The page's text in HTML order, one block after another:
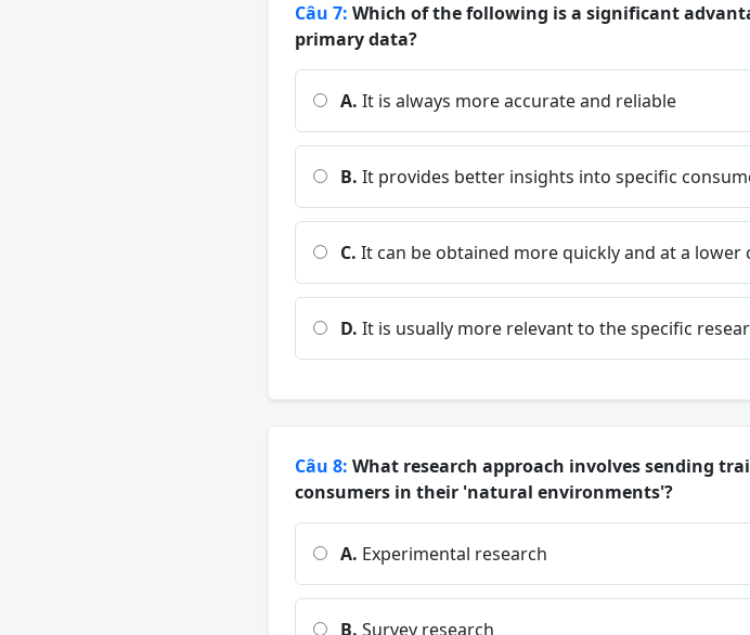
Câu 7: Which of the following is a significant
primary data?
A. It is always more accurate and reliable
B. It provides better insights into specific
C. It can be obtained more quickly and at a lower
D. It is usually more relevant to the specific
Câu 8: What research approach involves sending
consumers in their 'natural environments'?
A. Experimental research
B. Survey research